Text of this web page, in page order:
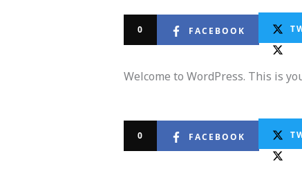
0 FACEBOOK
Welcome to WordPress. This is
0 FACEBOOK